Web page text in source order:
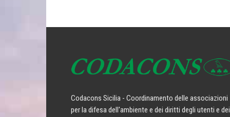
Codacons Sicilia - Coordinamento delle associazioni
per la difesa dell'ambiente e dei diritti degli utenti e dei